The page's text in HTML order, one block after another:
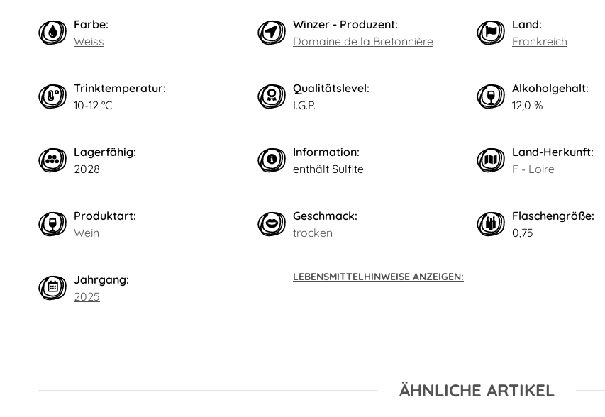
Farbe:
Weiss
Winzer - Produzent:
Domaine de la Bretonnière
Land:
Frankreich
Trinktemperatur:
10-12 °C
Qualitätslevel:
I.G.P.
Alkoholgehalt:
12,0 %
Lagerfähig:
2028
Information:
enthält Sulfite
Land-Herkunft:
F - Loire
Produktart:
Wein
Geschmack:
trocken
Flaschengröße:
0,75
Jahrgang:
2025
LEBENSMITTELHINWEISE ANZEIGEN:
ÄHNLICHE ARTIKEL